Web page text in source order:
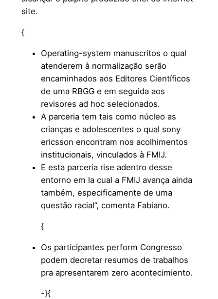
site.
{
Operating-system manuscritos o qual
atenderem à normalização serão
encaminhados aos Editores Científicos
de uma RBGG e em seguida aos
revisores ad hoc selecionados.
A parceria tem tais como núcleo as
crianças e adolescentes o qual sony
ericsson encontram nos acolhimentos
institucionais, vinculados à FMIJ.
E esta parceria rise adentro desse
entorno em la cual a FMIJ avança ainda
também, especificamente de uma
questão racial”, comenta Fabiano.
{
Os participantes perform Congresso
podem decretar resumos de trabalhos
pra apresentarem zero acontecimiento.
-}{